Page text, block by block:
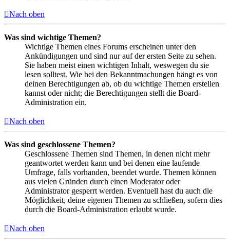
Nach oben
Was sind wichtige Themen?
Wichtige Themen eines Forums erscheinen unter den
Ankündigungen und sind nur auf der ersten Seite zu sehen.
Sie haben meist einen wichtigen Inhalt, weswegen du sie
lesen solltest. Wie bei den Bekanntmachungen hängt es von
deinen Berechtigungen ab, ob du wichtige Themen erstellen
kannst oder nicht; die Berechtigungen stellt die Board-
Administration ein.
Nach oben
Was sind geschlossene Themen?
Geschlossene Themen sind Themen, in denen nicht mehr
geantwortet werden kann und bei denen eine laufende
Umfrage, falls vorhanden, beendet wurde. Themen können
aus vielen Gründen durch einen Moderator oder
Administrator gesperrt werden. Eventuell hast du auch die
Möglichkeit, deine eigenen Themen zu schließen, sofern dies
durch die Board-Administration erlaubt wurde.
Nach oben